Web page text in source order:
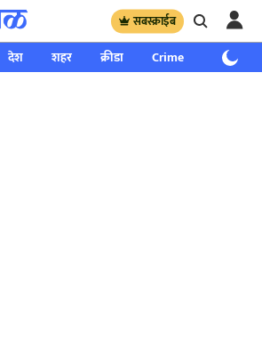
सबस्क्राईब
देश शहर क्रीडा Crime साप्ताहिक